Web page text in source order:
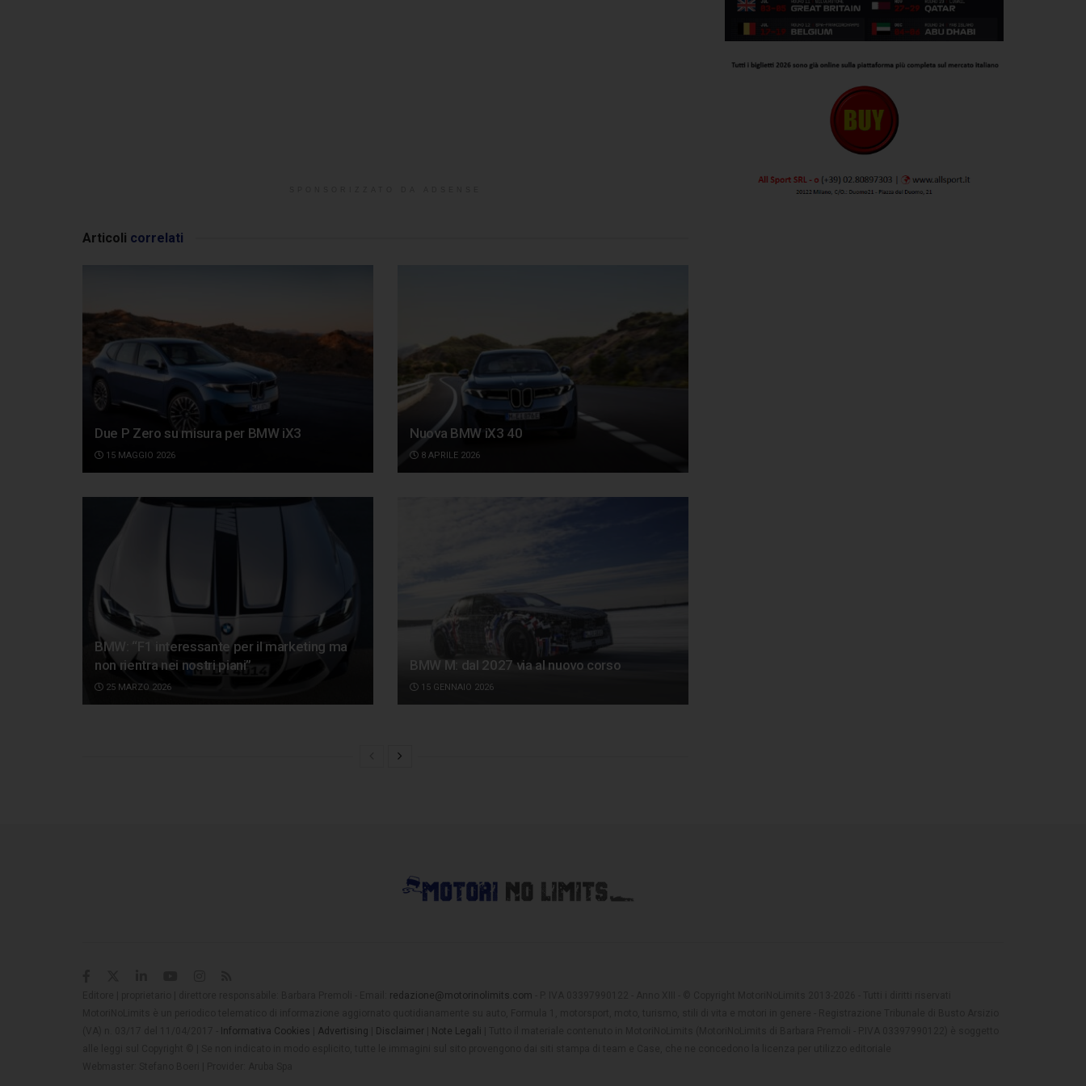
Articoli correlati
Due P Zero su misura per BMW iX3
15 MAGGIO 2026
Nuova BMW iX3 40
8 APRILE 2026
BMW: “F1 interessante per il marketing ma
non rientra nei nostri piani”
25 MARZO 2026
BMW M: dal 2027 via al nuovo corso
15 GENNAIO 2026
redazione@motorinolimits.com
Informativa Cookies Advertising Disclaimer Note Legali